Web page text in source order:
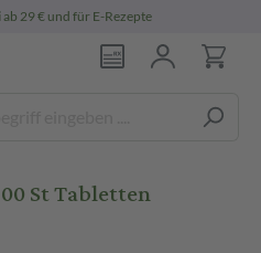
ab 29 € und für E-Rezepte
St Tabletten